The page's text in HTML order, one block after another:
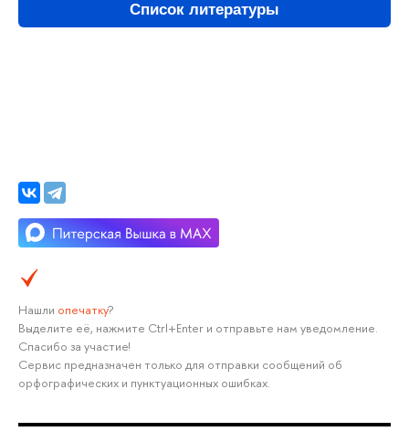
Список литературы
Нашли опечатку?
Выделите её, нажмите Ctrl+Enter и отправьте нам уведомление.
Спасибо за участие!
Сервис предназначен только для отправки сообщений об
орфографических и пунктуационных ошибках.